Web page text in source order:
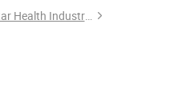
Guangdong Five Star Health Industry Co., Ltd.